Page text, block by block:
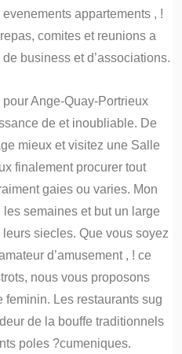
appartements , !
comites et reunions a
business et d’associations.
Ange-Quay-Portrieux
de et inoubliable. De
mieux et visitez une Salle
finalement procurer tout
gaies ou varies. Mon
semaines et but un large
siecles. Que vous soyez
d’amusement , ! ce
nous vous proposons
Les restaurants sug
de la bouffe traditionnels
poles ?cumeniques.